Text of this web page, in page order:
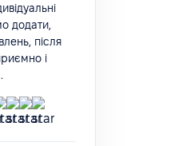
додати,
після
і